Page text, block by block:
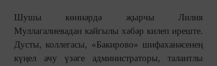
Шушы көннәрдә җырчы Лилия
Муллагалиевадан кайгылы хәбәр килеп иреште.
Дусты, коллегасы, «Бакирово» шифаханәсенең
күңел ачу үзәге администраторы, талантлы